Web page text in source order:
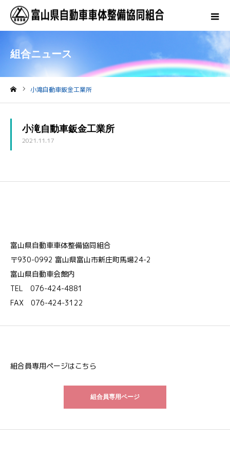
組合ニュース
小滝自動車鈑金工業所
小滝自動車鈑金工業所
2021.11.17
富山県自動車車体整備協同組合
〒930-0992 富山県富山市新庄町馬場24-2
富山県自動車会館内
TEL 076-424-4881
FAX 076-424-3122
組合員専用ページはこちら
組合員専用ページ